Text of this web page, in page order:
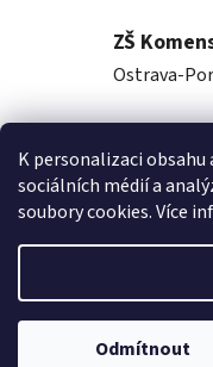
K personalizaci
sociálních médií a
soubory cookies. Více
Odmítnout
ZŠ
Ostrava-
Popis
Diskuze
Copyright 2026